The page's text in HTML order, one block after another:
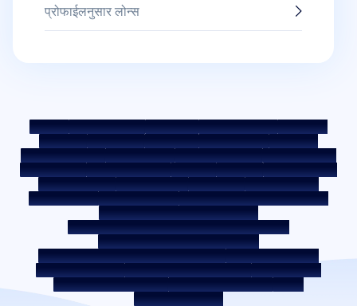
प्रोफाईलनुसार लोन्स
साईटमॅप फेअर प्रॅक्टिस कोड बेंचमार्क रेट्स KYC मार्गदर्शक तत्त्वे
डाउनलोड्स
सेल नोटीस
ऑक्शन पोर्टल कुकी पॉलिसी प्रायव्हसी पॉलिसी
अटी व शर्ती
व्हिसल ब्लोअर पॉलिसी
तक्रार पोस्ट करा तक्रार निवारण पॉलिसी
एन्व्हायरमेंट पॉलिसी
क्वॉलिटी पॉलिसी
सोशल मीडिया पॉलिसी अस्वीकृती इंटरेस्ट रेट
इंटरेस्ट रेट पॉलिसी
फी आणि अन्य शुल्क
आवश्यक डॉक्युमेंट प्रीपेमेंट शुल्क
ROI स्विच पॉलिसी
को-लेंडिंग पॉलिसी
को-लेंडिंग पार्टनरशिप
कर्जदाराचे शिक्षण - SMA/ NPA वर्गीकरण
कर्जदार जागरूकता - RBI ओम्बड्समॅन स्कीम
कर्जदार जागरूकता - प्रॉपर्टी डॉक्युमेंट्स हस्तांतरणाची प्रक्रिया
कॉर्पोरेट गव्हर्नन्स वरील अंतर्गत मार्गदर्शक तत्त्वे
SARFAESI कायदा 2002 अंतर्गत सुरक्षित मालमत्ता
बंद केलेले सर्व्हिस प्रदाता
डिजिटल सोर्सिंग पार्टनर
लिक्विडिटी रिस्क वरील डिस्क्लोजर
डिजिटल सर्व्हिसेस
सीकेवायसी जागरूकता व्हिडिओ
सीकेवायसी जागरुकता फोटो
CSR
भारतातील होम लोकेशन